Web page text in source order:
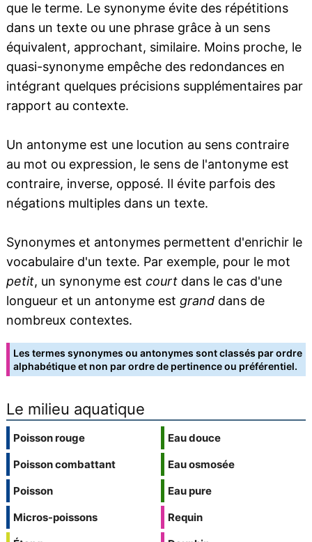
que le terme. Le synonyme évite des répétitions
dans un texte ou une phrase grâce à un sens
équivalent, approchant, similaire. Moins proche, le
quasi-synonyme empêche des redondances en
intégrant quelques précisions supplémentaires par
rapport au contexte.
Un antonyme est une locution au sens contraire
au mot ou expression, le sens de l'antonyme est
contraire, inverse, opposé. Il évite parfois des
négations multiples dans un texte.
Synonymes et antonymes permettent d'enrichir le
vocabulaire d'un texte. Par exemple, pour le mot
petit, un synonyme est courtdans le cas d'une
longueur et un antonyme est granddans de
nombreux contextes.
Les termes synonymes ou antonymes sont classés par ordre
alphabétique et non par ordre de pertinence ou préférentiel.
Le milieu aquatique
Poisson rouge
Poisson combattant
Poisson
Micros-poissons
Eau douce
Eau osmosée
Eau pure
Requin